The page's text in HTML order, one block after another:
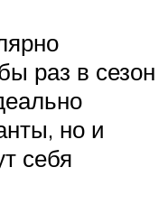
раз в сезон
но и
себя